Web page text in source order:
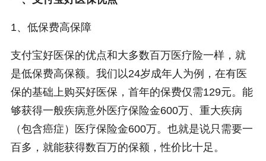
1、低保费高保障
支付宝好医保的优点和大多数百万医疗险一样，就
是低保费高保额。我们以24岁成年人为例，在有医
保的基础上购买好医保，首年的保费仅需129元。能
够获得一般疾病意外医疗保险金600万、重大疾病
（包含癌症）医疗保险金600万。也就是说只需要一
百多，就能获得数百万的保额，性价比十足。